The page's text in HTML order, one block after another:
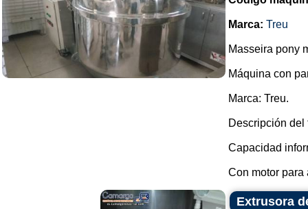
Marca: Treu
Masseira pony
Máquina con
Marca: Treu.
Descripción del
Capacidad
Con motor para
Extrusora